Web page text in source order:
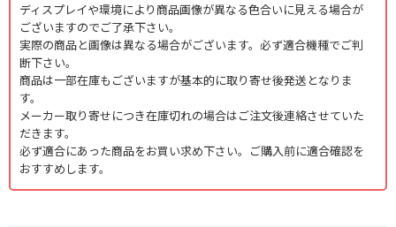
ディスプレイや環境により商品画像が異なる色合いに見える場合が
ございますのでご了承下さい。
実際の商品と画像は異なる場合がございます。必ず適合機種でご判
断下さい。
商品は一部在庫もございますが基本的に取り寄せ後発送となりま
す。
メーカー取り寄せにつき在庫切れの場合はご注文後連絡させていた
だきます。
必ず適合にあった商品をお買い求め下さい。ご購入前に適合確認を
おすすめします。